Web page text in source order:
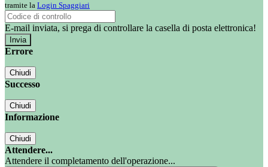
tramite la Login Spaggiari
E-mail inviata, si prega di controllare la casella di posta elettronica!
Errore
Chiudi
Successo
Chiudi
Informazione
Chiudi
Attendere...
Attendere il completamento dell'operazione...